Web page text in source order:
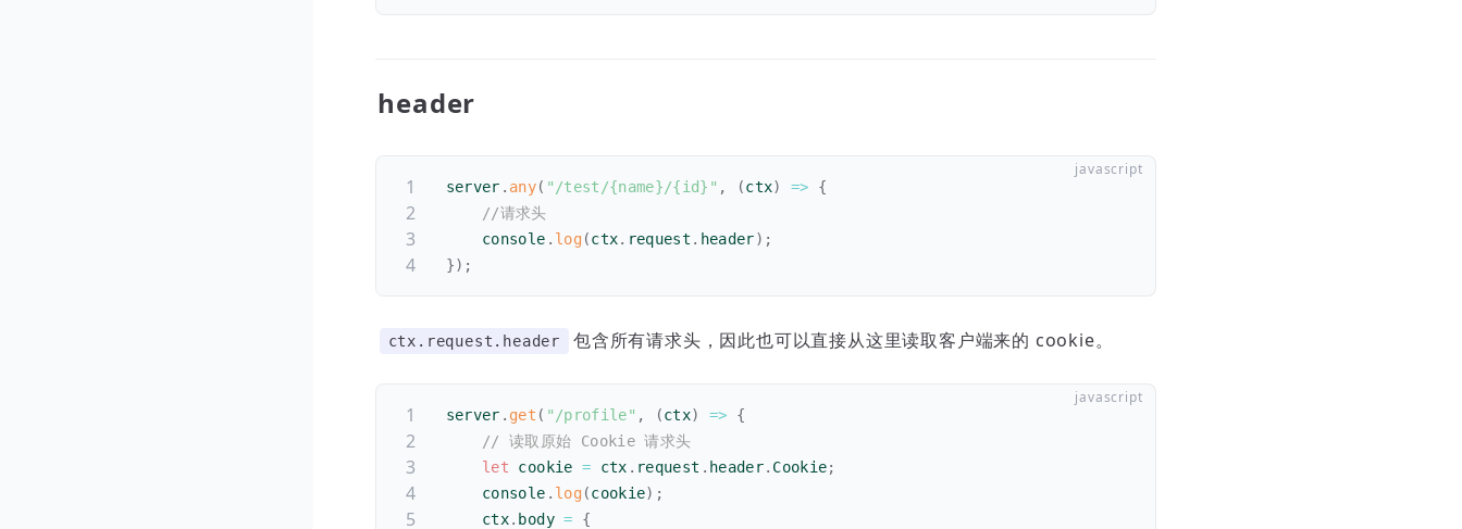
header
server . any( "/test/{name}/{id}" , (ctx) =>
{
//请求头
    console
. log (ctx. request . header) ;
}) ;
ctx.request.header 包含所有请求头，因此也可以直接从这里读取客户端来的 cookie。
server . get ( "/profile" , (ctx) =>
{
// 读取原始 Cookie 请求头
let cookie = ctx . request . header. Cookie;
    console
. log (cookie) ;
    ctx
. body =
{